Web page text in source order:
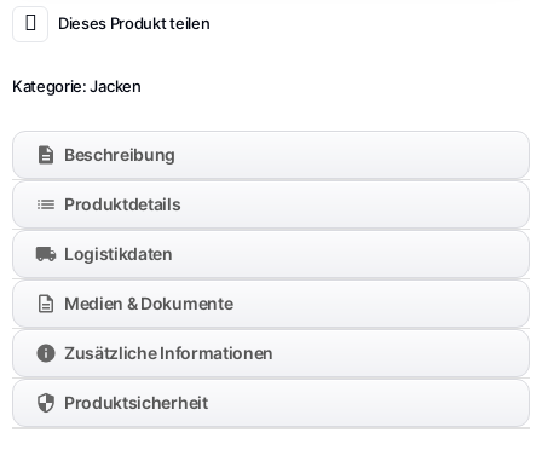
Dieses Produkt teilen
Kategorie:Jacken
Beschreibung
Produktdetails
Logistikdaten
Medien & Dokumente
Zusätzliche Informationen
Produktsicherheit